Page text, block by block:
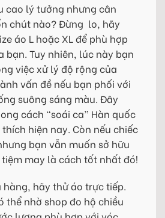
cao lý tưởng nhưng cân
chút nào? Đừng lo, hãy
áo L hoặc XL để phù hợp
bạn. Tuy nhiên, lúc này bạn
việc xử lý độ rộng của
vấn đề nếu bạn phối với
suông sáng màu. Đây
cách “soái ca” Hàn quốc
hiện nay. Còn nếu chiếc
bạn vẫn muốn sở hữu
may là cách tốt nhất đó!
hàng, hãy thử áo trực tiếp.
thể nhờ shop đo hộ chiều